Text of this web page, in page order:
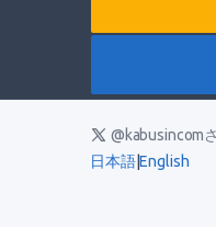
@kabusincom
日本語|English